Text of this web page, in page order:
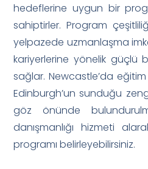
hedeflerine uygun bir
sahiptirler. Program
yelpazede uzmanlaşma
kariyerlerine yönelik güçlü
sağlar. Newcastle’da
Edinburgh’un sunduğu
göz önünde
danışmanlığı hizmeti
programı belirleyebilirsiniz.